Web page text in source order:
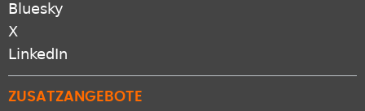
Bluesky
X
LinkedIn
ZUSATZANGEBOTE